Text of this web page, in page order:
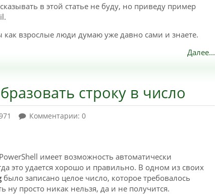
в этой статье не буду, но приведу пример
взрослые люди думаю уже давно сами и знаете.
Далее...
строку в число
Комментарии: 0
имеет возможность автоматически
это удается хорошо и правильно. В одном из своих
было записано целое число, которое требовалось
ну просто никак нельзя, да и не получится.